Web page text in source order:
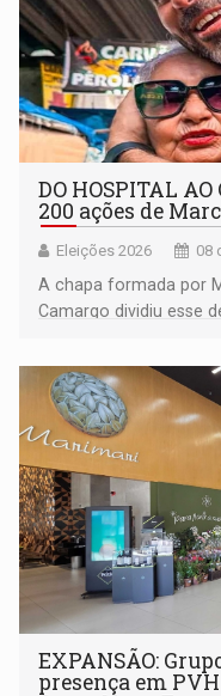
DO HOSPITAL
200 ações de
Eleições 2026 08
A chapa formada por
Camargo dividiu esse
EXPANSÃO:
presença em